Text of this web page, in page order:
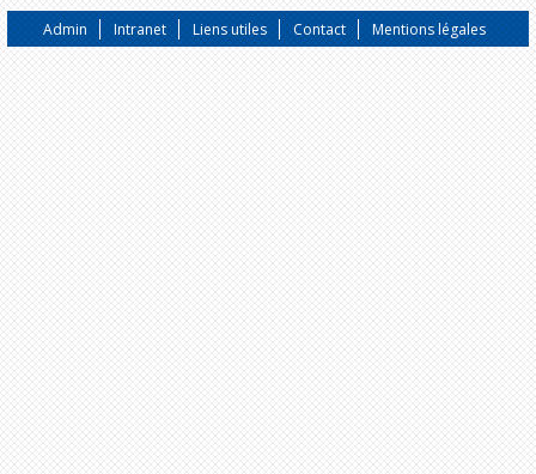
Admin Intranet Liens utiles Contact Mentions légales